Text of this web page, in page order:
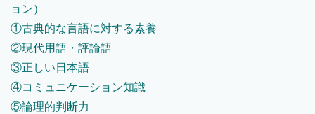
ョン）
①古典的な言語に対する素養
②現代用語・評論語
③正しい日本語
④コミュニケーション知識
⑤論理的判断力